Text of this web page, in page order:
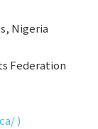
Nigeria
Federation
)